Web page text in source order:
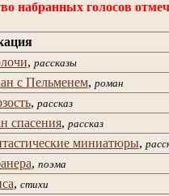
набранных голосов
, рассказы
с Пельменем, роман
, рассказ
спасения, рассказ
миниатюры,
, поэма
, стихи